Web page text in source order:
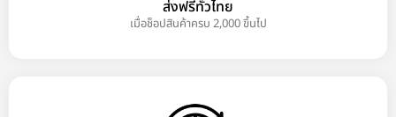
ส่งฟรีทั่วไทย
เมื่อช็อปสินค้าครบ 2,000 ขึ้นไป